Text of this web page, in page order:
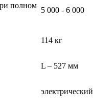
полном
5 000 - 6 000
114 кг
L – 527 мм
электрический